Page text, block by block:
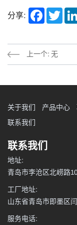
分享: Facebook
上一个: 无
关于我们 产品中心
联系我们
联系我们
地址:
青岛市李沧区北崂路
工厂地址:
山东省青岛市即墨区
服务电话: